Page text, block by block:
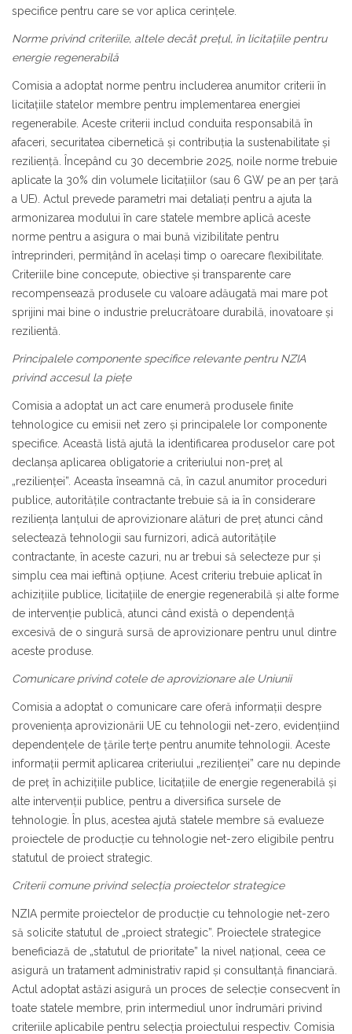
specifice pentru care se vor aplica cerințele.
Norme privind criteriile, altele decât prețul, în licitațiile pentru
energie regenerabilă
Comisia a adoptat norme pentru includerea anumitor criterii în
licitațiile statelor membre pentru implementarea energiei
regenerabile. Aceste criterii includ conduita responsabilă în
afaceri, securitatea cibernetică și contribuția la sustenabilitate și
reziliență. Începând cu 30 decembrie 2025, noile norme trebuie
aplicate la 30% din volumele licitațiilor (sau 6 GW pe an per țară
a UE). Actul prevede parametri mai detaliați pentru a ajuta la
armonizarea modului în care statele membre aplică aceste
norme pentru a asigura o mai bună vizibilitate pentru
întreprinderi, permițând în același timp o oarecare flexibilitate.
Criteriile bine concepute, obiective și transparente care
recompensează produsele cu valoare adăugată mai mare pot
sprijini mai bine o industrie prelucrătoare durabilă, inovatoare și
rezilientă.
Principalele componente specifice relevante pentru NZIA
privind accesul la piețe
Comisia a adoptat un act care enumeră produsele finite
tehnologice cu emisii net zero și principalele lor componente
specifice. Această listă ajută la identificarea produselor care pot
declanșa aplicarea obligatorie a criteriului non-preț al
„rezilienței”. Aceasta înseamnă că, în cazul anumitor proceduri
publice, autoritățile contractante trebuie să ia în considerare
reziliența lanțului de aprovizionare alături de preț atunci când
selectează tehnologii sau furnizori, adică autoritățile
contractante, în aceste cazuri, nu ar trebui să selecteze pur și
simplu cea mai ieftină opțiune. Acest criteriu trebuie aplicat în
achizițiile publice, licitațiile de energie regenerabilă și alte forme
de intervenție publică, atunci când există o dependență
excesivă de o singură sursă de aprovizionare pentru unul dintre
aceste produse.
Comunicare privind cotele de aprovizionare ale Uniunii
Comisia a adoptat o comunicare care oferă informații despre
proveniența aprovizionării UE cu tehnologii net-zero, evidențiind
dependențele de țările terțe pentru anumite tehnologii. Aceste
informații permit aplicarea criteriului „rezilienței” care nu depinde
de preț în achizițiile publice, licitațiile de energie regenerabilă și
alte intervenții publice, pentru a diversifica sursele de
tehnologie. În plus, acestea ajută statele membre să evalueze
proiectele de producție cu tehnologie net-zero eligibile pentru
statutul de proiect strategic.
Criterii comune privind selecția proiectelor strategice
NZIA permite proiectelor de producție cu tehnologie net-zero
să solicite statutul de „proiect strategic”. Proiectele strategice
beneficiază de „statutul de prioritate” la nivel național, ceea ce
asigură un tratament administrativ rapid și consultanță financiară.
Actul adoptat astăzi asigură un proces de selecție consecvent în
toate statele membre, prin intermediul unor îndrumări privind
criteriile aplicabile pentru selecția proiectului respectiv. Comisia